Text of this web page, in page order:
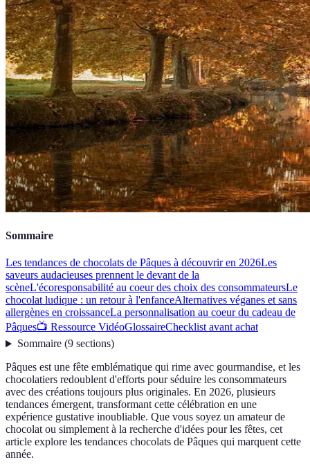
Sommaire
Les tendances de chocolats de Pâques à découvrir en 2026Les
saveurs audacieuses prennent le devant de la
scèneL'écoresponsabilité au coeur des choix des consommateursLe
chocolat ludique : un retour à l'enfanceAlternatives véganes et sans
allergènes en croissanceLa personnalisation au coeur du cadeau de
Pâques📺 Ressource VidéoGlossaireChecklist avant achat
Sommaire(9 sections)
Pâques est une fête emblématique qui rime avec gourmandise, et les
chocolatiers redoublent d'efforts pour séduire les consommateurs
avec des créations toujours plus originales. En 2026, plusieurs
tendances émergent, transformant cette célébration en une
expérience gustative inoubliable. Que vous soyez un amateur de
chocolat ou simplement à la recherche d'idées pour les fêtes, cet
article explore les tendances chocolats de Pâques qui marquent cette
année.